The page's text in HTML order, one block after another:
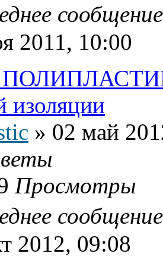
2011, 10:00
изоляции
» 02 май
Просмотры
2012, 09:08